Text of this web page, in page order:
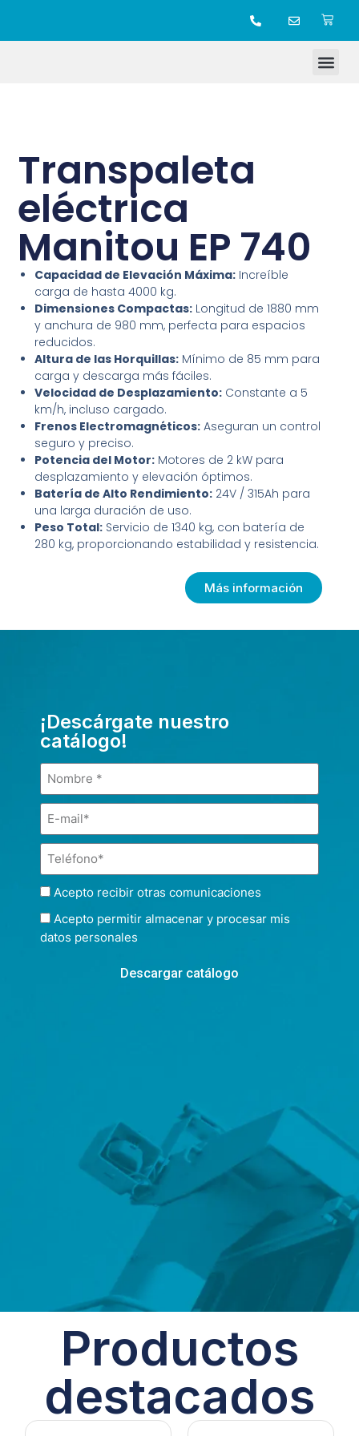
Transpaleta
eléctrica
Manitou EP 740
Capacidad de Elevación Máxima: Increíble
carga de hasta 4000 kg.
Dimensiones Compactas: Longitud de 1880 mm
y anchura de 980 mm, perfecta para espacios
reducidos.
Altura de las Horquillas: Mínimo de 85 mm para
carga y descarga más fáciles.
Velocidad de Desplazamiento: Constante a 5
km/h, incluso cargado.
Frenos Electromagnéticos: Aseguran un control
seguro y preciso.
Potencia del Motor: Motores de 2 kW para
desplazamiento y elevación óptimos.
Batería de Alto Rendimiento: 24V / 315Ah para
una larga duración de uso.
Peso Total: Servicio de 1340 kg, con batería de
280 kg, proporcionando estabilidad y resistencia.
Más información
¡Descárgate nuestro
catálogo!
Acepto recibir otras comunicaciones
Acepto permitir almacenar y procesar mis
datos personales
Descargar catálogo
Productos
destacados